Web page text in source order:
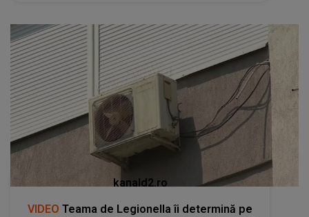
kanald2.ro
VIDEO Teama de Legionella îi determină pe